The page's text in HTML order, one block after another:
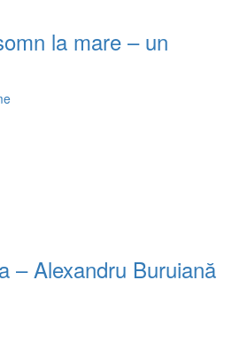
la mare – un
– Alexandru Buruiană